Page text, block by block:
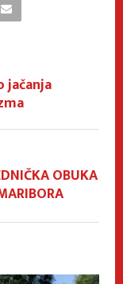
jačanja
OBUKA